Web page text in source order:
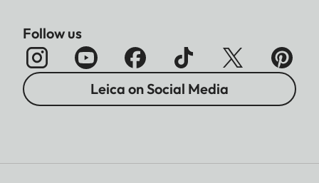
Follow us
Leica on Social Media